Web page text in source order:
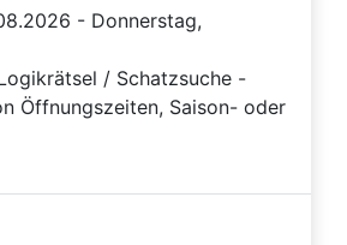
- Donnerstag,
/ Schatzsuche -
Öffnungszeiten, Saison- oder